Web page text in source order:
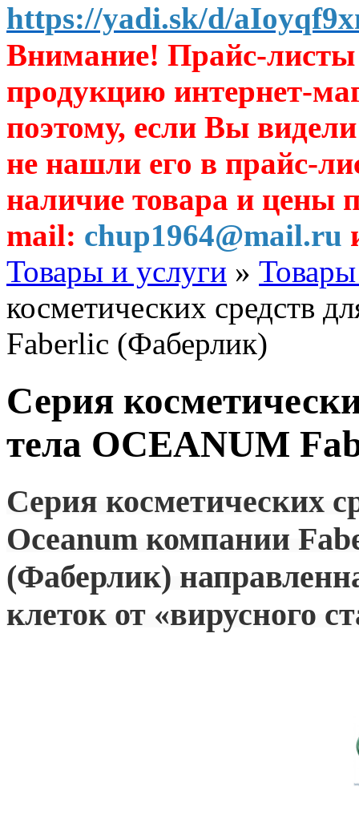
https://yadi.sk/d/
Внимание! Прайс-листы
продукцию интернет-
поэтому, если Вы
не нашли его в прайс-
наличие товара и цены
mail: chup1964@mail.ru
Товары и услуги »
косметических средств
Faberlic (Фаберлик)
Серия
тела OCEANUM
Серия косметических
Oceanum компании
(Фаберлик)
клеток от «вирусного